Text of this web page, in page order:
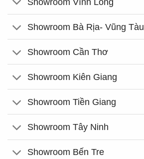
Showroom Bà Rịa- Vũng Tàu
Showroom Cần Thơ
Showroom Kiên Giang
Showroom Tiền Giang
Showroom Tây Ninh
Showroom Bến Tre